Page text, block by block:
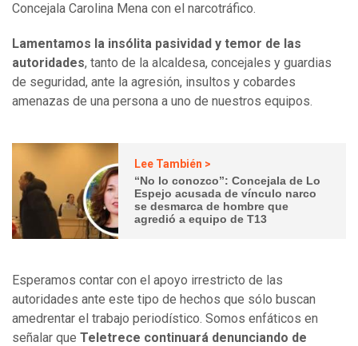
Concejala Carolina Mena con el narcotráfico.
Lamentamos la insólita pasividad y temor de las
autoridades, tanto de la alcaldesa, concejales y guardias
de seguridad, ante la agresión, insultos y cobardes
amenazas de una persona a uno de nuestros equipos.
Lee También >
“No lo conozco”: Concejala de Lo
Espejo acusada de vínculo narco
se desmarca de hombre que
agredió a equipo de T13
Esperamos contar con el apoyo irrestricto de las
autoridades ante este tipo de hechos que sólo buscan
amedrentar el trabajo periodístico. Somos enfáticos en
señalar que Teletrece continuará denunciando de